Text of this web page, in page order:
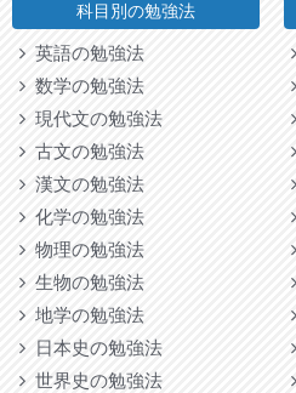
科目別の勉強法
英語の勉強法
数学の勉強法
現代文の勉強法
古文の勉強法
漢文の勉強法
化学の勉強法
物理の勉強法
生物の勉強法
地学の勉強法
日本史の勉強法
世界史の勉強法